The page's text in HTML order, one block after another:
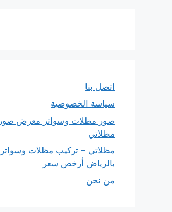
اتصل بنا
سياسة الخصوصية
صور مظلات وسواتر معرض صور
مظلاتي
مظلاتي – تركيب مظلات وسواتر
بالرياض أرخص سعر
من نحن